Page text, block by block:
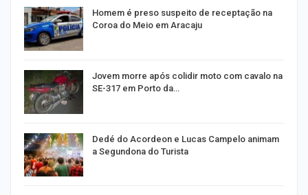
Homem é preso suspeito de receptação na
Coroa do Meio em Aracaju
Jovem morre após colidir moto com cavalo na
SE-317 em Porto da…
Dedé do Acordeon e Lucas Campelo animam
a Segundona do Turista